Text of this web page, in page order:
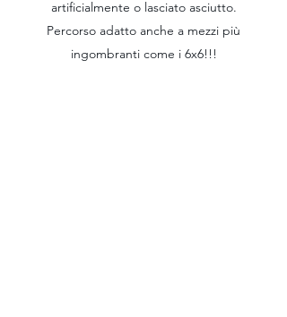
artificialmente o lasciato asciutto.
Percorso adatto anche a mezzi più
ingombranti come i 6x6!!!